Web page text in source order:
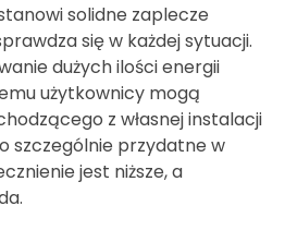
solidne zaplecze
się w każdej sytuacji.
dużych ilości energii
użytkownicy mogą
z własnej instalacji
szczególnie przydatne w
jest niższe, a